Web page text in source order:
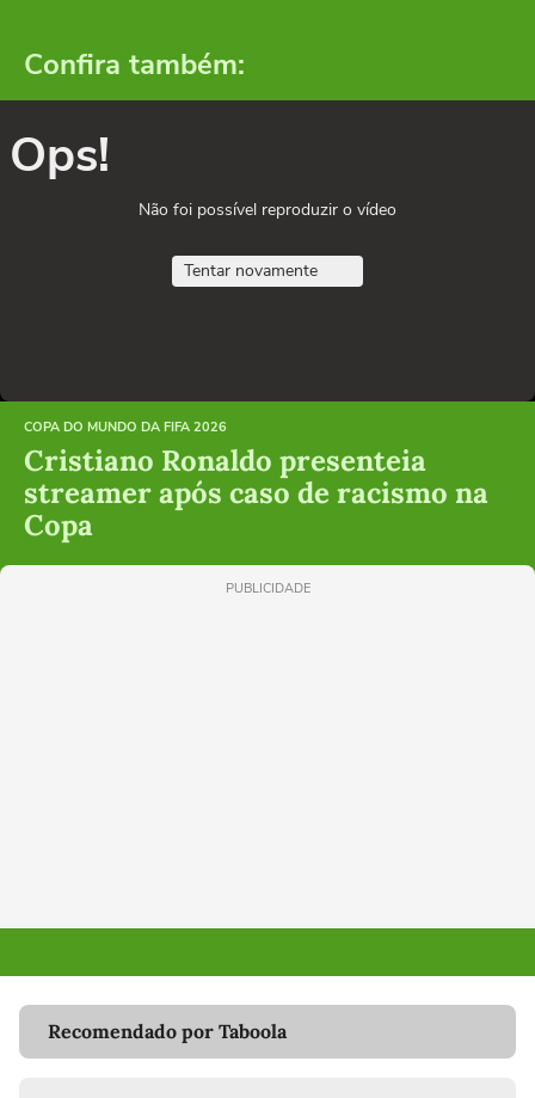
Confira também:
Ops!
Não foi possível reproduzir o vídeo
Tentar novamente
COPA DO MUNDO DA FIFA 2026
Cristiano Ronaldo presenteia
streamer após caso de racismo na
Copa
PUBLICIDADE
Recomendado por Taboola